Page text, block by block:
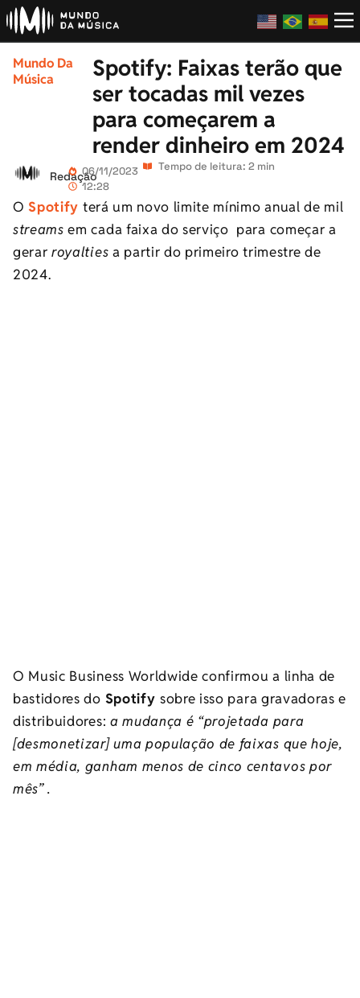
Mundo Da
Música
Spotify: Faixas terão que
ser tocadas mil vezes
para começarem a
render dinheiro em 2024
Redação06/11/2023
12:28
Tempo de leitura: 2 min
OSpotify terá um novo limite mínimo anual de mil
streamsem cada faixa do serviço para começar a
gerarroyalties a partir do primeiro trimestre de
2024.
O Music Business Worldwide confirmou a linha de
bastidores do Spotify sobre isso para gravadoras e
distribuidores: a mudança é “projetada para
[desmonetizar] uma população de faixas que hoje,
em média, ganham menos de cinco centavos por
mês” .